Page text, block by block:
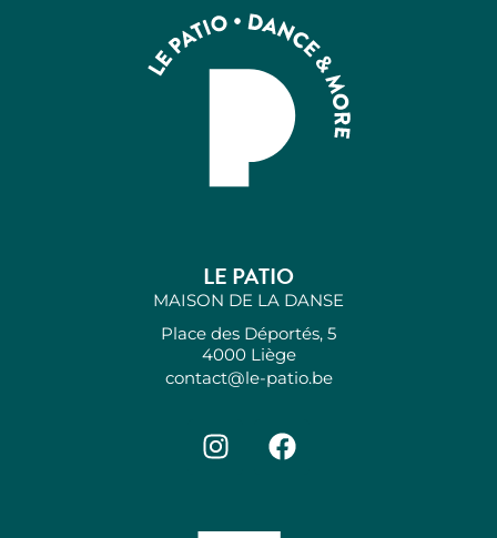
LE PATIO
MAISON DE LA DANSE
Place des Déportés, 5
4000 Liège
contact@le-patio.be